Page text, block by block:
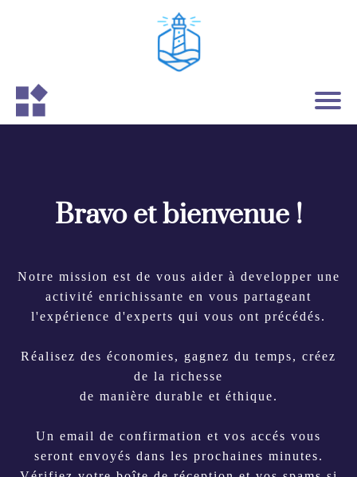
Bravo et bienvenue !
Notre mission est de vous aider à developper une
activité enrichissante en vous partageant
l'expérience d'experts qui vous ont précédés.
Réalisez des économies, gagnez du temps, créez
de la richesse
de manière durable et éthique.
Un email de confirmation et vos accés vous
seront envoyés dans les prochaines minutes.